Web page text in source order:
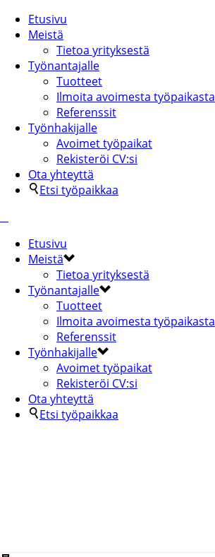
Etusivu
Meistä
Tietoa yrityksestä
Työnantajalle
Tuotteet
Ilmoita avoimesta työpaikasta
Referenssit
Työnhakijalle
Avoimet työpaikat
Rekisteröi CV:si
Ota yhteyttä
Etsi työpaikkaa
Etusivu
Meistä
Tietoa yrityksestä
Työnantajalle
Tuotteet
Ilmoita avoimesta työpaikasta
Referenssit
Työnhakijalle
Avoimet työpaikat
Rekisteröi CV:si
Ota yhteyttä
Etsi työpaikkaa